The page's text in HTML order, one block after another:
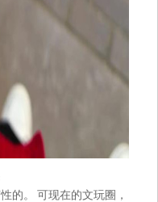
的。 可现在的文玩圈，